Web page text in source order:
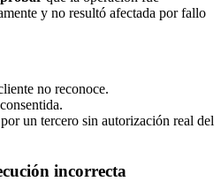
y no resultó afectada por fallo
no reconoce.
un tercero sin autorización real del
incorrecta